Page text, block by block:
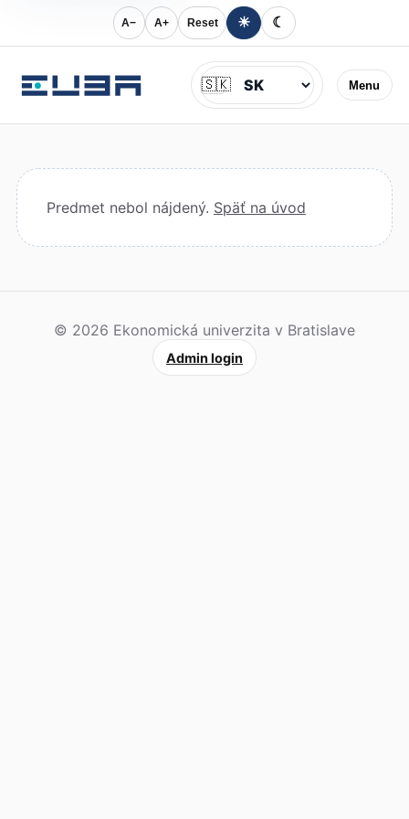
A− A+ Reset ☀ ☾
Menu
Jazyk
🇸🇰
Predmet nebol nájdený. Späť na úvod
© 2026 Ekonomická univerzita v Bratislave
Admin login